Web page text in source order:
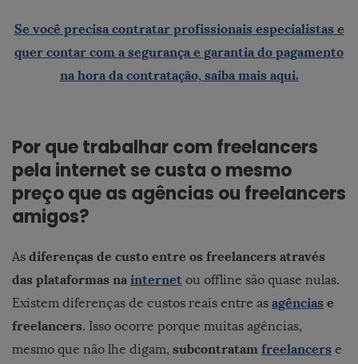
Se você precisa contratar profissionais especialistas e
quer contar com a segurança e garantia do pagamento
na hora da contratação, saiba mais aqui.
Por que trabalhar com freelancers
pela internet se custa o mesmo
preço que as agências ou freelancers
amigos?
As diferenças de custo entre os freelancers através
das plataformas na internet ou offline são quase nulas.
Existem diferenças de custos reais entre as agências e
freelancers. Isso ocorre porque muitas agências,
mesmo que não lhe digam, subcontratam freelancers e